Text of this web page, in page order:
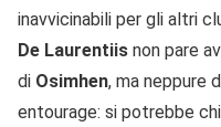
inavvicinabili per gli altri
De Laurentiis non pare
di Osimhen, ma neppure
entourage: si potrebbe